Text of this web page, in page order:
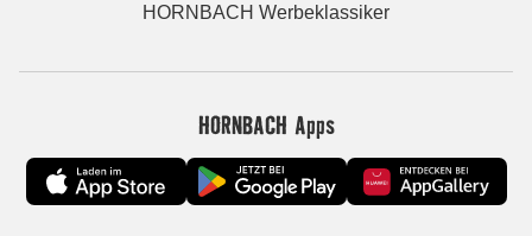
HORNBACH Werbeklassiker
HORNBACH Apps